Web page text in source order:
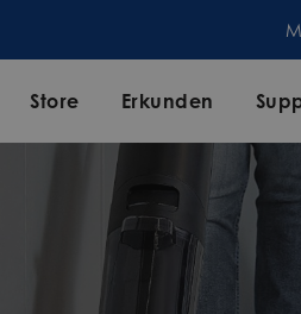
Sie sich an und erhalten
Store Erkunden